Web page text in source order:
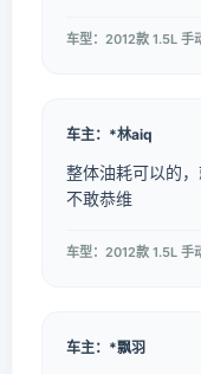
车型：2012款 1.5L 手
车主：*林aiq
整体油耗可以的
不敢恭维
车型：2012款 1.5L 手
车主：*飘羽